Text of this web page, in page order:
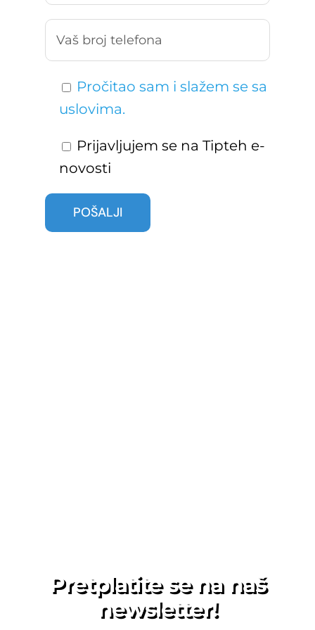
Pročitao sam i slažem se sa
uslovima.
Prijavljujem se na Tipteh e-
novosti
Pretplatite se na naš
newsletter!